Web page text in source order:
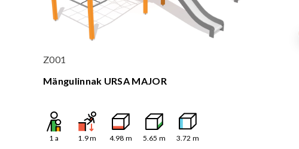
Z001
Mängulinnak URSA MAJOR
1 a 1.9m 4.98 m 5.65 m 3.72 m